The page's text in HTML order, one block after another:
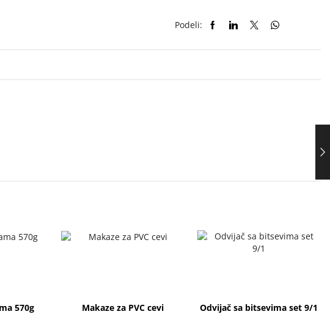
Podeli:
570g Makaze za PVC cevi Odvijač sa bitsevima set 9/1